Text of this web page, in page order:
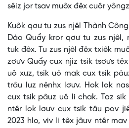
sêiz jor tsav muôx đêx cuôr
Kuôk qơư tu zus njêl Thành
Dào Quẩy kror qơư tu zus njêl,
tuk đêx. Tu zus njêl đêx txiêk
zơưv Quẩy cux njiz tsik tsơưs
uô xưz, tsik uô mak cux tsik
trâu luz nênhx lơưv. Hok lok
cux tsik pâuz uô li chak. Taz
ntêr lok lơưv cux tsik tâu pov
2023 hlo, viv li têx jâuv ntêr